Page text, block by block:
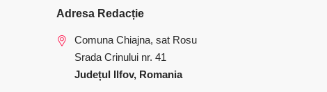
Adresa Redacție
Comuna Chiajna, sat Rosu
Srada Crinului nr. 41
Județul Ilfov, Romania